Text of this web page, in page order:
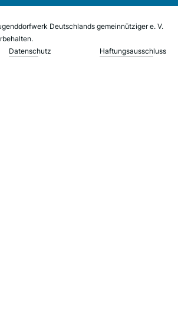
Deutschlands gemeinnütziger e. V.
Datenschutz Haftungsausschluss